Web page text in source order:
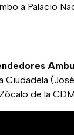
a Palacio
Ciudadela
de la